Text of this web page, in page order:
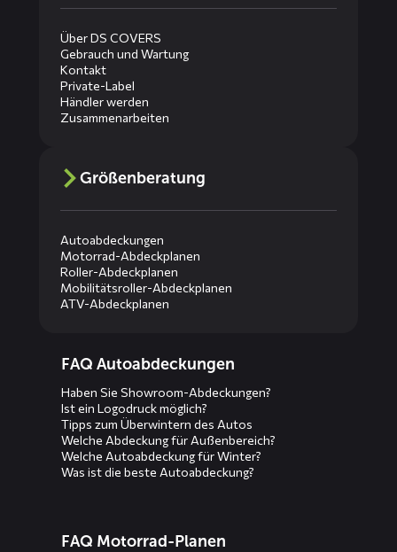
Über DS COVERS
Gebrauch und Wartung
Kontakt
Private-Label
Händler werden
Zusammenarbeiten
Größenberatung
Autoabdeckungen
Motorrad-Abdeckplanen
Roller-Abdeckplanen
Mobilitätsroller-Abdeckplanen
ATV-Abdeckplanen
menusFAQ Autoabdeckungen
Haben Sie Showroom-Abdeckungen?
Ist ein Logodruck möglich?
Tipps zum Überwintern des Autos
Welche Abdeckung für Außenbereich?
Welche Autoabdeckung für Winter?
Was ist die beste Autoabdeckung?
FAQ Motorrad-Planen